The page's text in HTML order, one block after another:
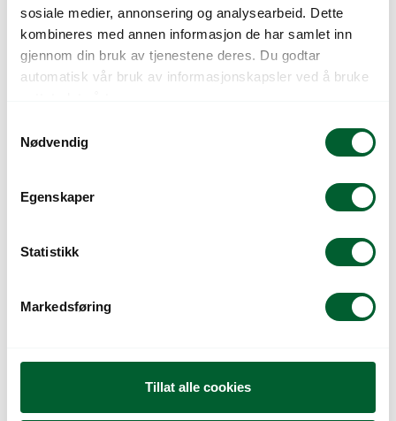
sosiale medier, annonsering og analysearbeid. Dette
kombineres med annen informasjon de har samlet inn
gjennom din bruk av tjenestene deres. Du godtar
automatisk vår bruk av informasjonskapsler ved å bruke
Nødvendig
Egenskaper
Statistikk
Markedsføring
Tillat alle cookies
Kjøpes i kvantum av 50 stykk.
Prisfra25kr
PLANTESKOLEPOTTE
Kjøpes i kvantum av 45 stykk.